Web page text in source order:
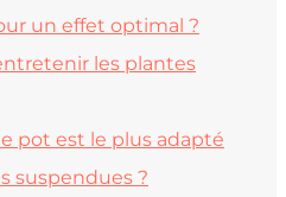
un effet optimal ?
les plantes
pot est le plus adapté
suspendues ?